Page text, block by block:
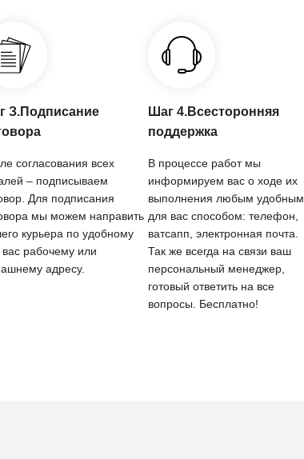
З.Подписание
согласования всех
– подписываем
Для подписания
мы можем направить
курьера по удобному
вас рабочему или
адресу.
Шаг 4.Всесторонняя
поддержка
В процессе работ мы
информируем вас о ходе их
выполнения любым удобным
для вас способом: телефон,
ватсапп, электронная почта.
Так же всегда на связи ваш
персональный менеджер,
готовый ответить на все
вопросы. Бесплатно!